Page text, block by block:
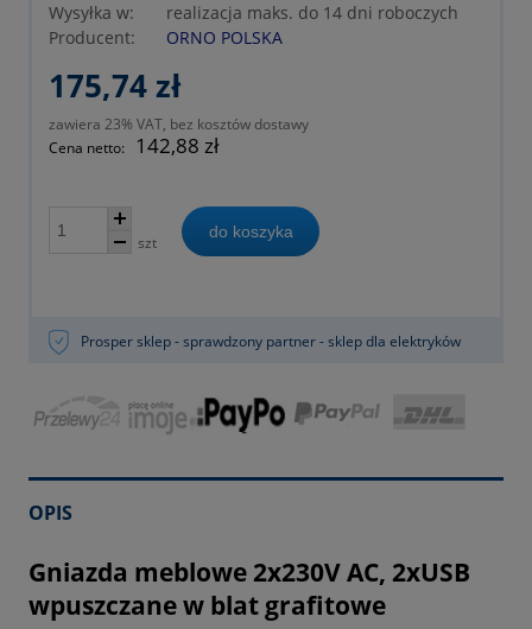
Wysyłka w:
realizacja maks. do 14 dni roboczych
Producent:
ORNO POLSKA
175,74 zł
zawiera 23% VAT, bez kosztów dostawy
Cena netto:
142,88 zł
szt
do koszyka
Prosper sklep - sprawdzony partner - sklep dla elektryków
OPIS
Gniazda meblowe 2x230V AC, 2xUSB
wpuszczane w blat grafitowe